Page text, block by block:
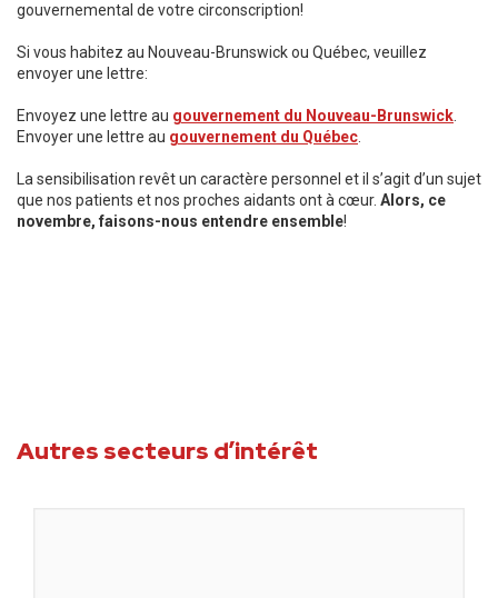
gouvernemental de votre circonscription!
Si vous habitez au Nouveau-Brunswick ou Québec, veuillez
envoyer une lettre:
Envoyez une lettre au gouvernement du Nouveau-Brunswick
Envoyer une lettre au gouvernement du Québec
La sensibilisation revêt un caractère personnel et il s’agit d’un sujet
que nos patients et nos proches aidants ont à cœur. Alors, ce
novembre, faisons-nous entendre ensemble!
Autres secteurs d’intérêt